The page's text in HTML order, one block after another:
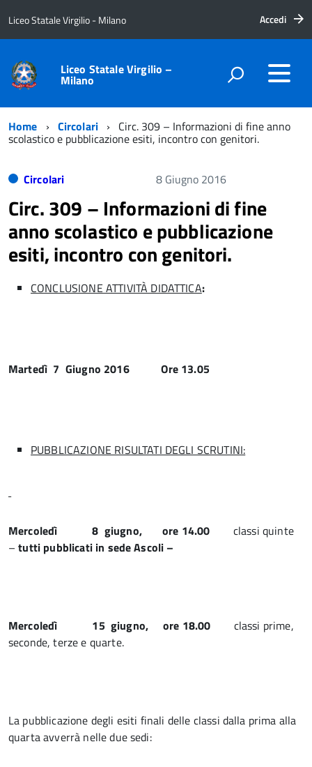
Liceo Statale Virgilio - Milano Accedi
Liceo Statale Virgilio –
Milano
Home Circolari Circ. 309 – Informazioni di fine anno
scolastico e pubblicazione esiti, incontro con genitori.
Circolari 8 Giugno 2016
Circ. 309 – Informazioni di fine
anno scolastico e pubblicazione
esiti, incontro con genitori.
CONCLUSIONE ATTIVITÀ DIDATTICA:
Martedì 7 Giugno 2016 Ore 13.05
PUBBLICAZIONE RISULTATI DEGLI SCRUTINI:
Mercoledì 8 giugno, ore 14.00 classi quinte
–tutti pubblicati in sede Ascoli –
Mercoledì 15 giugno, ore 18.00 classi prime,
seconde, terze e quarte.
La pubblicazione degli esiti finali delle classi dalla prima alla
quarta avverrà nelle due sedi: